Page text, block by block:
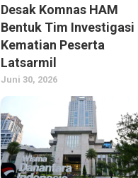
Desak Komnas HAM
Bentuk Tim Investigasi
Kematian Peserta
Latsarmil
Juni 30, 2026